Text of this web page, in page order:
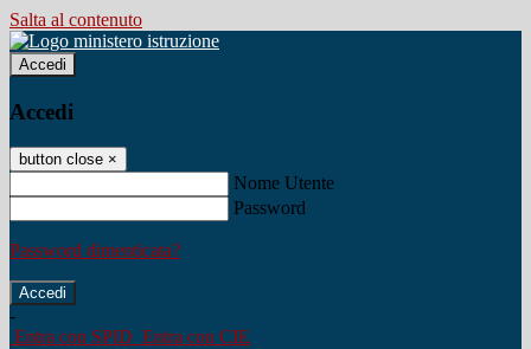
Salta al contenuto
Accedi
Accedi
button close ×
Nome Utente
Password
Password dimenticata?
-
Entra con SPID Entra con CIE